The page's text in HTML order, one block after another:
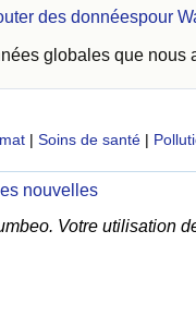
des donnéespour
globales que nous
| Soins de santé |
nouvelles
Votre utilisation